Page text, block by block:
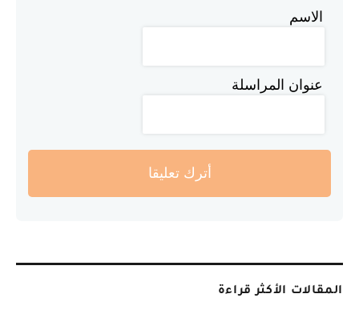
الاسم
عنوان المراسلة
أترك تعليقا
المقالات الأكثر قراءة